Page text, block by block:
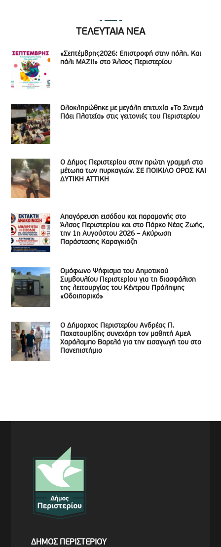
ΤΕΛΕΥΤΑΙΑ ΝΕΑ
«Σεπτέμβρης2026: Επιστροφή στην πόλη. Και
πάλι ΜΑΖΙ!» στο Άλσος Περιστερίου
Ολοκληρώθηκε με μεγάλη επιτυχία «Το Σινεμά
Πάει Πλατεία» στις γειτονιές του Περιστερίου
Ο Δήμος Περιστερίου στην πρώτη γραμμή στα
μέτωπα των πυρκαγιών. ΣΕ ΠΟΙΚΙΛΟ ΟΡΟΣ ΚΑΙ
ΔΥΤΙΚΗ ΑΤΤΙΚΗ
Απαγόρευση εισόδου και παραμονής στο
Άλσος Περιστερίου και στο Πάρκο Νέας Ζωής,
την 1η Αυγούστου 2026 – Ακύρωση
Παράστασης Καραγκιόζη
Ομόφωνο Ψήφισμα του Δημοτικού
Συμβουλίου Περιστερίου για τη διασφάλιση
της λειτουργίας του Κέντρου Πρόληψης
«Οδοιπορικό»
Ο Δήμαρχος Περιστερίου Ανδρέας Π.
Παχατουρίδης συνεχάρη τον μαθητή ΑμεΑ
Χαράλαμπο Βαρελά για την εισαγωγή του στο
Πανεπιστήμιο
ΔΗΜΟΣ ΠΕΡΙΣΤΕΡΙΟΥ